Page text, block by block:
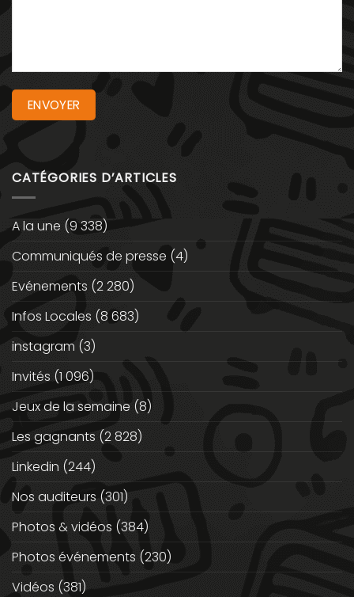
CATÉGORIES D’ARTICLES
A la une (9 338)
Communiqués de presse (4)
Evénements (2 280)
Infos Locales (8 683)
instagram (3)
Invités (1 096)
Jeux de la semaine (8)
Les gagnants (2 828)
Linkedin (244)
Nos auditeurs (301)
Photos & vidéos (384)
Photos événements (230)
Vidéos (381)